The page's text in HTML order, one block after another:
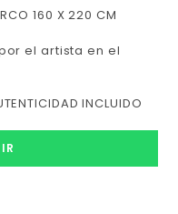
160 X 220 CM
el artista en el
INCLUIDO